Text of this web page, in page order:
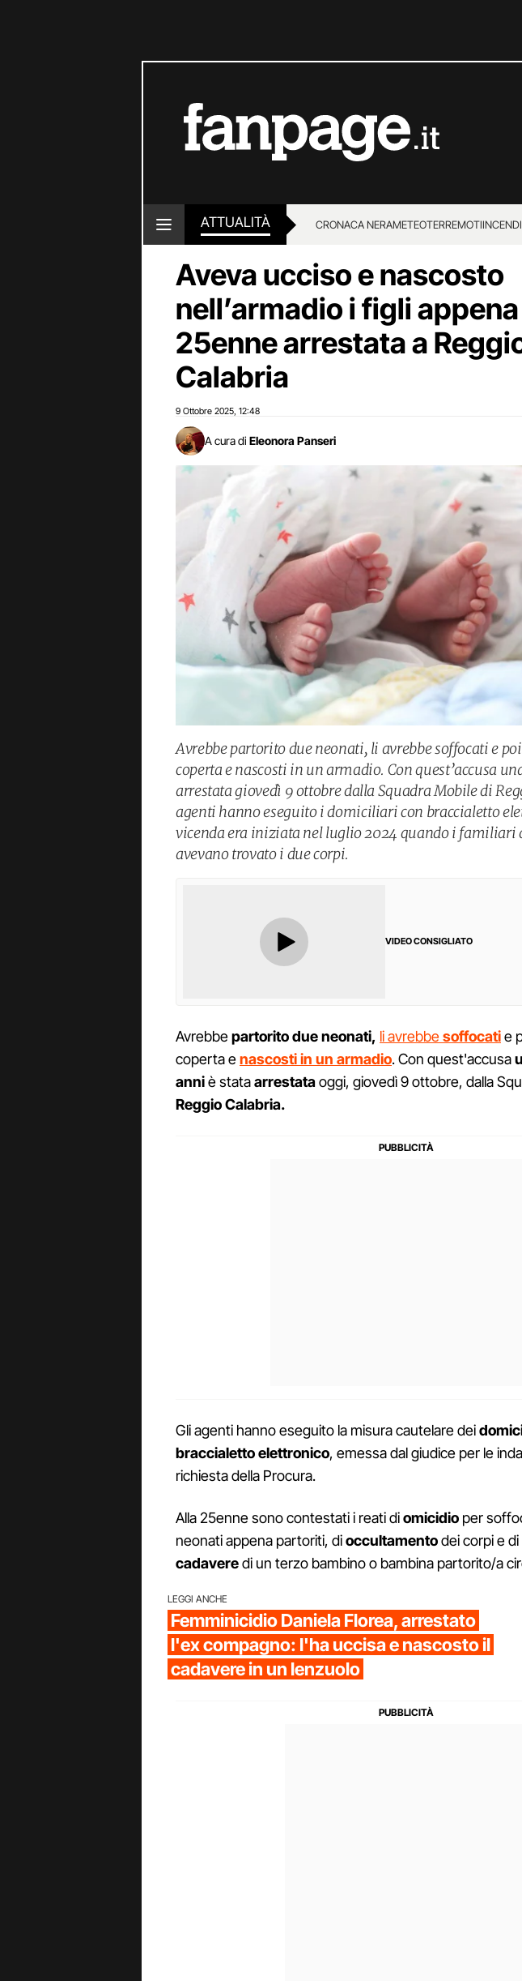
ATTUALITÀ CRONACA NERAMETEOTERREMOTIINCENDI
LOTTO E SUPERENALOTTO
Aveva ucciso e nascosto
nell’armadio i figli
25enne arrestata a
Calabria
9 Ottobre 2025 12:48
A cura di Eleonora Panseri
Avrebbe partorito due neonati, li avrebbe soffocati e
coperta e nascosti in un armadio. Con quest’accusa
arrestata giovedì 9 ottobre dalla Squadra Mobile di
agenti hanno eseguito i domiciliari con braccialetto
vicenda era iniziata nel luglio 2024 quando i familiari
avevano trovato i due corpi.
VIDEO CONSIGLIATO
Avrebbepartorito due neonati, li avrebbesoffocatie
coperta enascosti in un armadio. Con quest'accusa
anniè stataarrestataoggi, giovedì 9 ottobre, dalla
Reggio Calabria.
Gli agenti hanno eseguito la misura cautelare dei
braccialetto elettronico, emessa dal giudice per le
richiesta della Procura.
Alla 25enne sono contestati i reati diomicidio per
neonati appena partoriti, dioccultamentodei corpi e di
cadaveredi un terzo bambino o bambina partorito/a
LEGGI ANCHE
Femminicidio Daniela Florea, arrestato
l'ex compagno: l'ha uccisa e nascosto il
cadavere in un lenzuolo